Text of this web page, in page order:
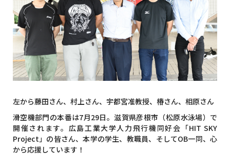
左から藤田さん、村上さん、宇都宮准教授、椿さん、相原さん
滑空機部門の本番は7月29日。滋賀県彦根市（松原水泳場）で
開催されます。広島工業大学人力飛行機同好会「HIT SKY
Project」の皆さん、本学の学生、教職員、そしてOB一同、心
から応援しています！